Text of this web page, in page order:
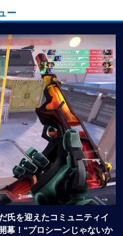
ー
氏を迎えたコミュニティイ
幕！“プロシーンじゃないか